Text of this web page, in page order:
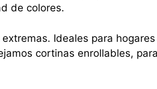
de colores.
Ideales para
cortinas enrollables,